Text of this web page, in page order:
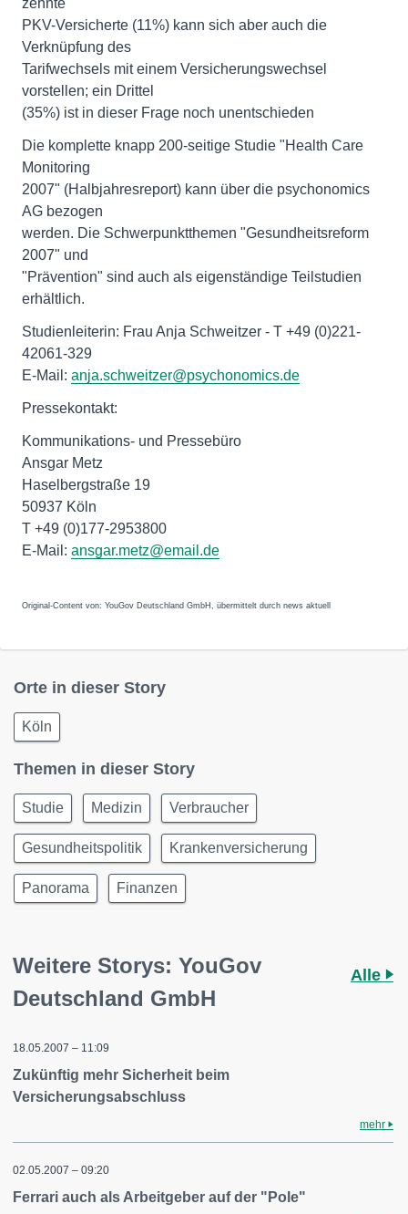
zehnte
PKV-Versicherte (11%) kann sich aber auch die
Verknüpfung des
Tarifwechsels mit einem Versicherungswechsel
vorstellen; ein Drittel
(35%) ist in dieser Frage noch unentschieden
Die komplette knapp 200-seitige Studie "Health Care
Monitoring
2007" (Halbjahresreport) kann über die psychonomics
AG bezogen
werden. Die Schwerpunktthemen "Gesundheitsreform
2007" und
"Prävention" sind auch als eigenständige Teilstudien
erhältlich.
Studienleiterin: Frau Anja Schweitzer - T +49 (0)221-
42061-329
E-Mail: anja.schweitzer@psychonomics.de
Pressekontakt:
Kommunikations- und Pressebüro
Ansgar Metz
Haselbergstraße 19
50937 Köln
T +49 (0)177-2953800
E-Mail: ansgar.metz@email.de
Original-Content von: YouGov Deutschland GmbH, übermittelt durch news aktuell
Orte in dieser Story
Köln
Themen in dieser Story
Studie Medizin Verbraucher
Gesundheitspolitik Krankenversicherung
Panorama Finanzen
Weitere Storys: YouGov
Deutschland GmbH
Alle
18.05.2007 – 11:09
Zukünftig mehr Sicherheit beim
Versicherungsabschluss
mehr
02.05.2007 – 09:20
Ferrari auch als Arbeitgeber auf der "Pole"